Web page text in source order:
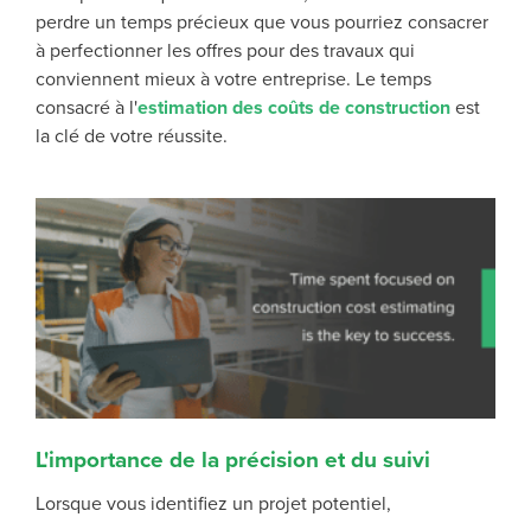
perdre un temps précieux que vous pourriez consacrer
à perfectionner les offres pour des travaux qui
conviennent mieux à votre entreprise. Le temps
consacré à l'estimation des coûts de construction est
la clé de votre réussite.
L'importance de la précision et du suivi
Lorsque vous identifiez un projet potentiel,